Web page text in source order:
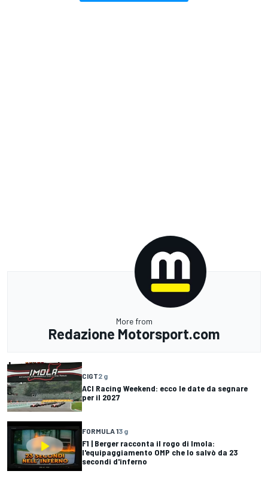
More from
Redazione Motorsport.com
CIGT2 g
ACI Racing Weekend: ecco le date da segnare
per il 2027
FORMULA 13 g
F1 | Berger racconta il rogo di Imola:
l'equipaggiamento OMP che lo salvò da 23
secondi d'inferno